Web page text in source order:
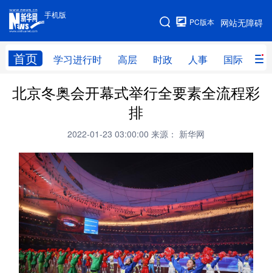
手机版
网站无障碍
PC版本
首页 学习进行时 高层 时政 人事 国际 财
手机版
网站地图
学习进行时 高层 时政 人事
全球连线
科技 体育
文化 书画 健康 军事
访谈 视频 图片 政务
法律 中央文件 金融 汽车
食品 人居 信息化 数字经济
北京冬奥会开幕式举行全要素全流程彩
排
2022-01-23 03:00:00 来源： 新华网